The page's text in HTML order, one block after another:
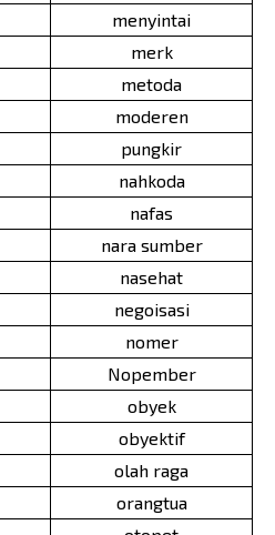
menyintai
merk
metoda
moderen
pungkir
nahkoda
nafas
nara sumber
nasehat
negoisasi
nomer
Nopember
obyek
obyektif
olah raga
orangtua